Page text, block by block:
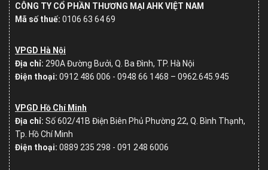
CÔNG TY CỔ PHẦN THƯƠNG MẠI AHK VIỆT NAM
Mã số thuế: 0106 63 64 69
VPGD Hà Nội
Địa chỉ: 290A Đường Bưởi, Q. Ba Đình, TP. Hà Nội
Điện thoại: 0912 486 006 - 0948 66 1468 – 0962.645.945
VPGD Hồ Chí Minh
Địa chỉ: Số602/41B Điện Biên Phủ Phường 22, Q. Bình Thạnh,
Tp. Hồ Chí Minh
Điện thoại: 0889 235 298 - 091 248 6006